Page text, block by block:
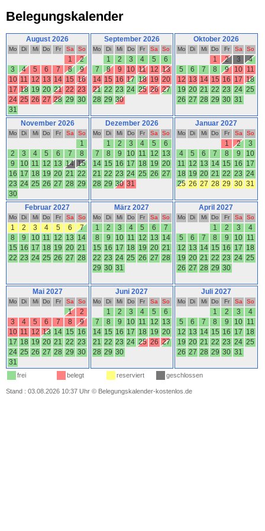
Belegungskalender
August 2026
Mo Di Mi Do Fr Sa So
1
2
3
4 5 6 7 8
9
10 11 12 13 14 15 16
17 18 19 20 21 22 23
24 25 26 27 28 29 30
31
September 2026
Mo Di Mi Do Fr Sa So
1 2 3 4 5
6
7
8 9 10 11 12 13
14 15 16 17 18 19 20
21 22 23 24 25 26 27
28 29 30
Oktober 2026
Mo Di Mi Do Fr Sa So
1 2 3
4
5
6 7 8 9 10 11
12 13 14 15 16 17 18
19 20 21 22 23 24 25
26 27 28 29 30 31
November 2026
Mo Di Mi Do Fr Sa So
1
2
3 4 5 6 7
8
9
10 11 12 13 14 15
16 17 18 19 20 21 22
23 24 25 26 27 28 29
30
Dezember 2026
Mo Di Mi Do Fr Sa So
1 2 3 4 5
6
7
8 9 10 11 12 13
14 15 16 17 18 19 20
21 22 23 24 25 26 27
28 29 30 31
Januar 2027
Mo Di Mi Do Fr Sa So
1 2
3
4
5 6 7 8 9
10
11 12 13 14 15 16 17
18 19 20 21 22 23 24
25 26 27 28 29 30 31
Februar 2027
Mo Di Mi Do Fr Sa So
1 2 3 4 5 6
7
8
9 10 11 12 13 14
15 16 17 18 19 20 21
22 23 24 25 26 27 28
März 2027
Mo Di Mi Do Fr Sa So
1 2 3 4 5 6
7
8
9 10 11 12 13 14
15 16 17 18 19 20 21
22 23 24 25 26 27 28
29 30 31
April 2027
Mo Di Mi Do Fr Sa So
1 2 3
4
5
6 7 8 9 10 11
12 13 14 15 16 17 18
19 20 21 22 23 24 25
26 27 28 29 30
Mai 2027
Mo Di Mi Do Fr Sa So
1
2
3
4 5 6 7 8
9
10 11 12 13 14 15 16
17 18 19 20 21 22 23
24 25 26 27 28 29 30
31
Juni 2027
Mo Di Mi Do Fr Sa So
1 2 3 4 5
6
7
8 9 10 11 12 13
14 15 16 17 18 19 20
21 22 23 24 25 26 27
28 29 30
Juli 2027
Mo Di Mi Do Fr Sa So
1 2 3
4
5
6 7 8 9 10 11
12 13 14 15 16 17 18
19 20 21 22 23 24 25
26 27 28 29 30 31
frei belegt reserviert geschlossen
Stand : 03.08.2026 10:37 Uhr © Belegungskalender-kostenlos.de